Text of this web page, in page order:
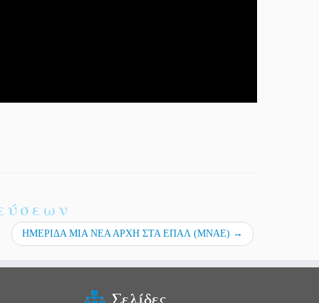
ΗΜΕΡΙΔΑ ΜΙΑ ΝΕΑ ΑΡΧΗ ΣΤΑ ΕΠΑΛ (ΜΝΑΕ) →
Σελίδες